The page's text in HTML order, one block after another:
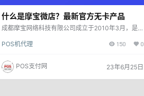
什么是摩宝微店？最新官方无卡产品
成都摩宝网络科技有限公司成立于2010年3月，是
拥有互联网支付、移动支付全国牌照的第三方支付公
品） 花呗、云闪付笔笔变商户0.38秒到笔笔?积分
商户质量高！全部线上网联标准商户！ 直开顶级无
考核 客户代理共用一个后台，方便管理 注册奖励20
POS机代理 150 0
POS支付网 23年6月25日